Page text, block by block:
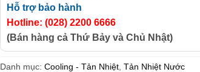
Hỗ trợ bảo hành
Hotline: (028) 2200 6666
(Bán hàng cả Thứ Bảy và Chủ Nhật)
Danh mục:Cooling - Tản Nhiệt ,Tản Nhiệt Nước